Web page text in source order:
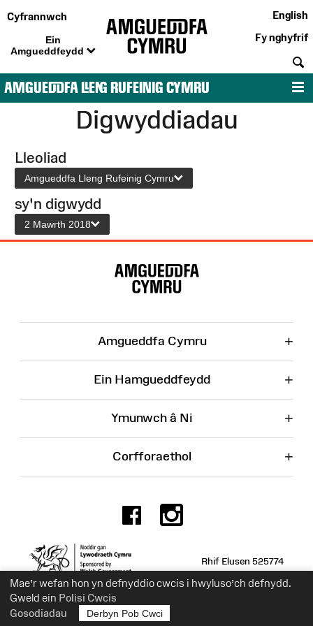
Mae’r wefan hon yn defnyddio cwcis i hwyluso’ch defnydd.
Gweld ein Polisi Cwcis
Gosodiadau
Derbyn Pob Cwci
Cyfrannwch
Ein
Amgueddfeydd
English
Fy nghyfrif
AMGUEDDFA LLENG RUFEINIG CYMRU
Digwyddiadau
Lleoliad
Amgueddfa Lleng Rufeinig Cymru
sy'n digwydd
2 Mawrth 2018
Amgueddfa Cymru +
Ein Hamgueddfeydd +
Ymunwch â Ni +
Corfforaethol +
Facebook
Rhif Elusen 525774